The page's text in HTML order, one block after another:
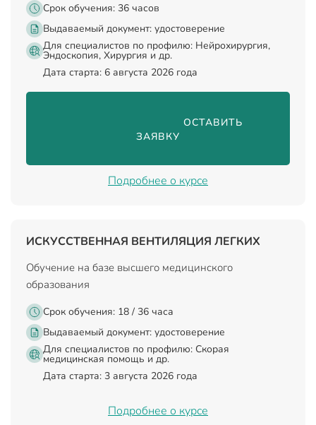
Срок обучения: 36 часов
Выдаваемый документ: удостоверение
Для специалистов по профилю: Нейрохирургия,
Эндоскопия, Хирургия и др.
Дата старта: 6 августа 2026 года
                                ОСТАВИТЬ
ЗАЯВКУ
Подробнее о курсе
ИСКУССТВЕННАЯ ВЕНТИЛЯЦИЯ ЛЕГКИХ
Обучение на базе высшего медицинского
образования
Срок обучения: 18 / 36 часа
Выдаваемый документ: удостоверение
Для специалистов по профилю: Скорая
медицинская помощь и др.
Дата старта: 3 августа 2026 года
Подробнее о курсе